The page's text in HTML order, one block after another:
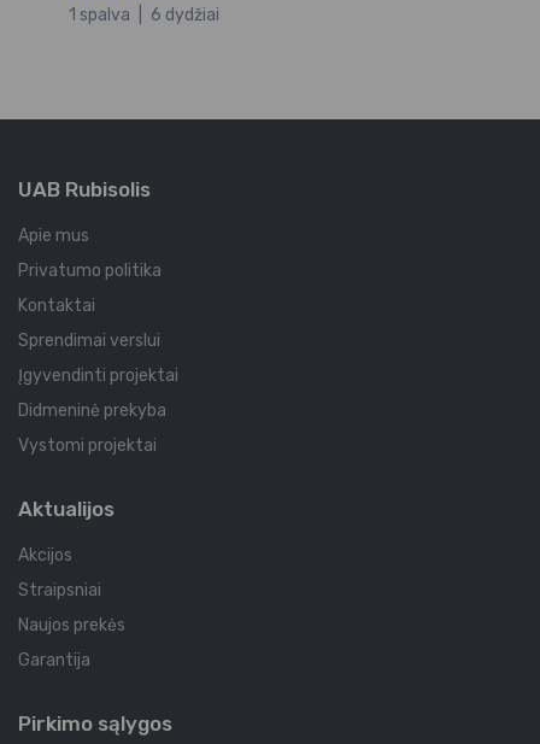
1 spalva 6 dydžiai
UAB Rubisolis
Apie mus
Privatumo politika
Kontaktai
Sprendimai verslui
Įgyvendinti projektai
Didmeninė prekyba
Vystomi projektai
Aktualijos
Akcijos
Straipsniai
Naujos prekės
Garantija
Pirkimo sąlygos